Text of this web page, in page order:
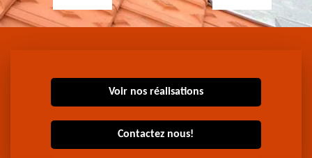
Voir nos réalisations
Contactez nous!